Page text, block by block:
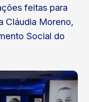
feitas para
Cláudia Moreno,
Social do